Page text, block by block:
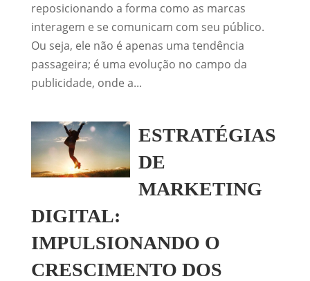
reposicionando a forma como as marcas
interagem e se comunicam com seu público.
Ou seja, ele não é apenas uma tendência
passageira; é uma evolução no campo da
publicidade, onde a...
ESTRATÉGIAS
DE
MARKETING
DIGITAL:
IMPULSIONANDO O
CRESCIMENTO DOS